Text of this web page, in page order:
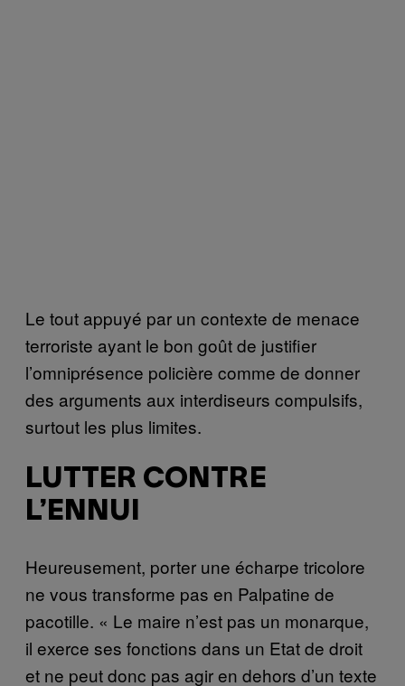
Le tout appuyé par un contexte de menace
terroriste ayant le bon goût de justifier
l’omniprésence policière comme de donner
des arguments aux interdiseurs compulsifs,
surtout les plus limites.
LUTTER CONTRE
L’ENNUI
Heureusement, porter une écharpe tricolore
ne vous transforme pas en Palpatine de
pacotille. « Le maire n’est pas un monarque,
il exerce ses fonctions dans un Etat de droit
et ne peut donc pas agir en dehors d’un texte